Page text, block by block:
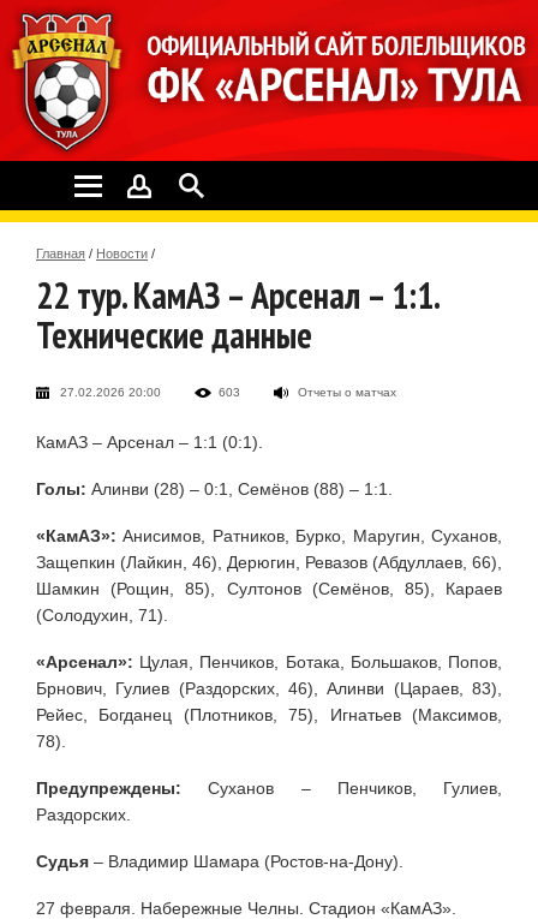
Главная / Новости /
22 тур. КамАЗ – Арсенал – 1:1.
Технические данные
27.02.2026 20:00 603 Отчеты о матчах
КамАЗ – Арсенал – 1:1 (0:1).
Голы: Алинви (28) – 0:1, Семёнов (88) – 1:1.
«КамАЗ»: Анисимов, Ратников, Бурко, Маругин, Суханов,
Защепкин (Лайкин, 46), Дерюгин, Ревазов (Абдуллаев, 66),
Шамкин (Рощин, 85), Султонов (Семёнов, 85), Караев
(Солодухин, 71).
«Арсенал»: Цулая, Пенчиков, Ботака, Большаков, Попов,
Брнович, Гулиев (Раздорских, 46), Алинви (Цараев, 83),
Рейес, Богданец (Плотников, 75), Игнатьев (Максимов,
78).
Предупреждены:Суханов – Пенчиков, Гулиев,
Раздорских.
Судья – Владимир Шамара (Ростов-на-Дону).
27 февраля. Набережные Челны. Стадион «КамАЗ».